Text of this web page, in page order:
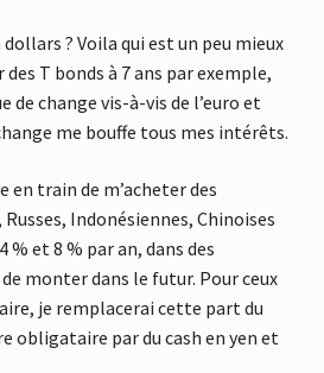
dollars ? Voila qui est un peu mieux
T bonds à 7 ans par exemple,
de change vis-à-vis de l’euro et
me bouffe tous mes intérêts.
en train de m’acheter des
Indonésiennes, Chinoises
et 8 % par an, dans des
monter dans le futur. Pour ceux
je remplacerai cette part du
par du cash en yen et